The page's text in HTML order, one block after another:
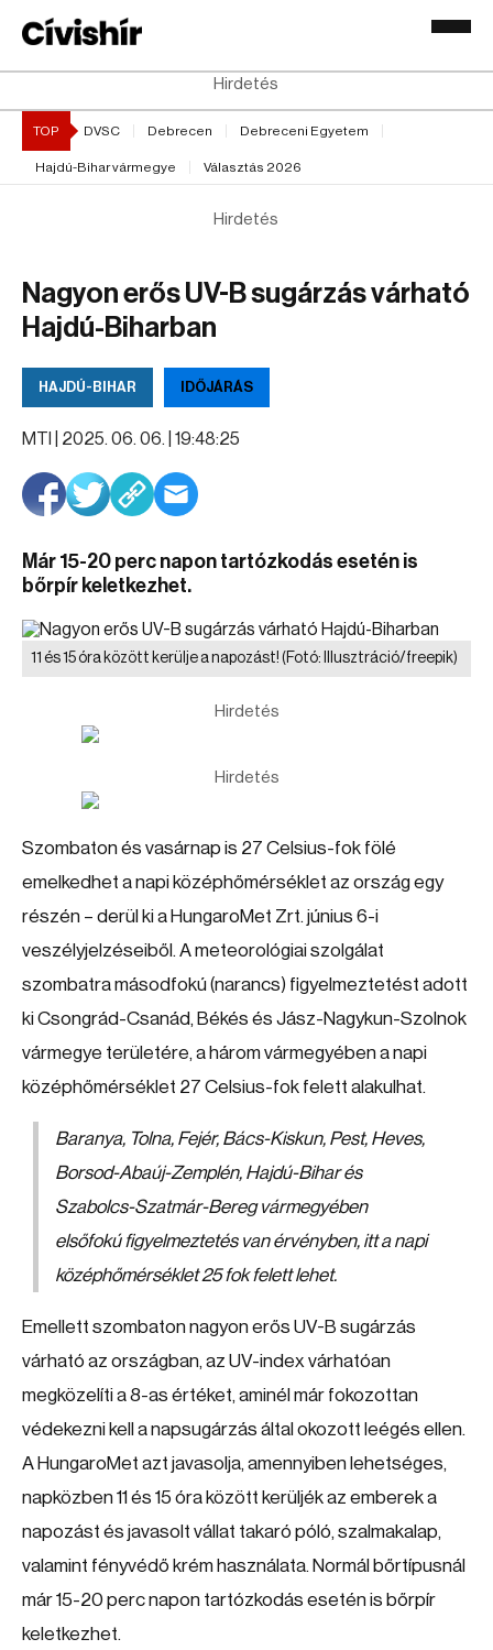
Hirdetés
TOP DVSC Debrecen Debreceni Egyetem
Hajdú-Bihar vármegye Választás 2026
Hirdetés
Nagyon erős UV-B sugárzás várható
Hajdú-Biharban
HAJDÚ-BIHAR IDŐJÁRÁS
MTI | 2025. 06. 06. | 19:48:25
Már 15-20 perc napon tartózkodás esetén is
bőrpír keletkezhet.
11 és 15 óra között kerülje a napozást! (Fotó: Illusztráció/freepik)
Hirdetés
Hirdetés
Szombaton és vasárnap is 27 Celsius-fok fölé
emelkedhet a napi középhőmérséklet az ország egy
részén – derül ki a HungaroMet Zrt. június 6-i
veszélyjelzéseiből. A meteorológiai szolgálat
szombatra másodfokú (narancs) figyelmeztetést adott
ki Csongrád-Csanád, Békés és Jász-Nagykun-Szolnok
vármegye területére, a három vármegyében a napi
középhőmérséklet 27 Celsius-fok felett alakulhat.
Baranya, Tolna, Fejér, Bács-Kiskun, Pest, Heves,
Borsod-Abaúj-Zemplén, Hajdú-Bihar és
Szabolcs-Szatmár-Bereg vármegyében
elsőfokú figyelmeztetés van érvényben, itt a napi
középhőmérséklet 25 fok felett lehet.
Emellett szombaton nagyon erős UV-B sugárzás
várható az országban, az UV-index várhatóan
megközelíti a 8-as értéket, aminél már fokozottan
védekezni kell a napsugárzás által okozott leégés ellen.
A HungaroMet azt javasolja, amennyiben lehetséges,
napközben 11 és 15 óra között kerüljék az emberek a
napozást és javasolt vállat takaró póló, szalmakalap,
valamint fényvédő krém használata. Normál bőrtípusnál
már 15-20 perc napon tartózkodás esetén is bőrpír
keletkezhet.